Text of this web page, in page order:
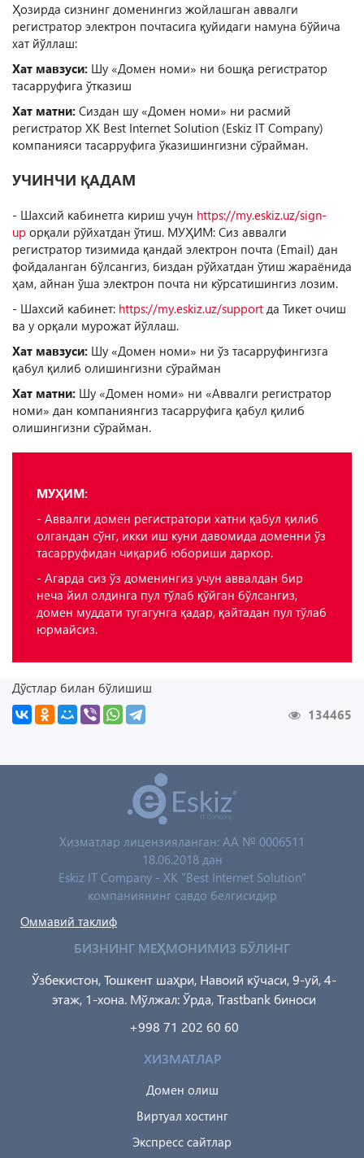
Ҳозирда сизнинг доменингиз жойлашган аввалги
регистратор электрон почтасига қуйидаги намуна бўйича
хат йўллаш:
Хат мавзуси: Шу «Домен номи» ни бошқа регистратор
тасарруфига ўтказиш
Хат матни: Сиздан шу «Домен номи» ни расмий
регистратор ХК Best Internet Solution (Eskiz IT Company)
компанияси тасарруфига ўказишингизни сўрайман.
УЧИНЧИ ҚАДАМ
- Шахсий кабинетга кириш учун https://my.eskiz.uz/sign-
up орқали рўйхатдан ўтиш. МУҲИМ: Сиз аввалги
регистратор тизимида қандай электрон почта (Email) дан
фойдаланган бўлсангиз, биздан рўйхатдан ўтиш жараёнида
ҳам, айнан ўша электрон почта ни кўрсатишингиз лозим.
- Шахсий кабинет: https://my.eskiz.uz/support да Тикет очиш
ва у орқали мурожат йўллаш.
Хат мавзуси: Шу «Домен номи» ни ўз тасарруфингизга
қабул қилиб олишингизни сўрайман
Хат матни: Шу «Домен номи» ни «Аввалги регистратор
номи» дан компаниянгиз тасарруфига қабул қилиб
олишингизни сўрайман.
МУҲИМ:
- Аввалги домен регистратори хатни қабул қилиб
олгандан сўнг, икки иш куни давомида доменни ўз
тасарруфидан чиқариб юбориши даркор.
- Агарда сиз ўз доменингиз учун аввалдан бир
неча йил олдинга пул тўлаб қўйган бўлсангиз,
домен муддати тугагунга қадар, қайтадан пул тўлаб
юрмайсиз.
Дўстлар билан бўлишиш
134465
Хизматлар лицензияланган: AA № 0006511
18.06.2018 дан
Eskiz IT Company - XK "Best Internet Solution"
компаниянинг савдо белгисидир
Оммавий таклиф
БИЗНИНГ МЕҲМОНИМИЗ БЎЛИНГ
Ўзбекистон, Тошкент шаҳри, Навоий кўчаси, 9-уй, 4-
этаж, 1-хона. Мўлжал: Ўрда, Trastbank биноси
+998 71 202 60 60
ХИЗМАТЛАР
Домен олиш
Виртуал хостинг
Экспресс сайтлар